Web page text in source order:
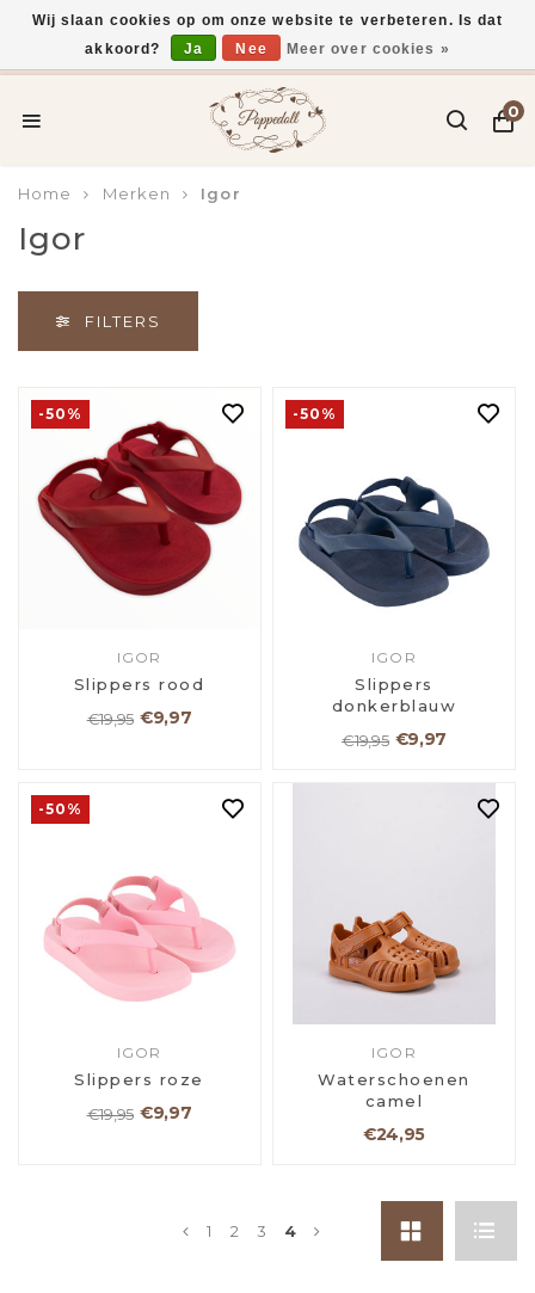
Voor 15:00 uur besteld, vandaag verzonden*
0
Home Merken Igor
Igor
FILTERS
-50%
IGOR
Slippers rood
€19,95 €9,97
-50%
IGOR
Slippers
donkerblauw
€19,95 €9,97
-50%
IGOR
Slippers roze
€19,95 €9,97
IGOR
Waterschoenen
camel
€24,95
1 2 3 4
Wij slaan cookies op om onze website te verbeteren. Is dat
akkoord?
Ja Nee Meer over cookies »